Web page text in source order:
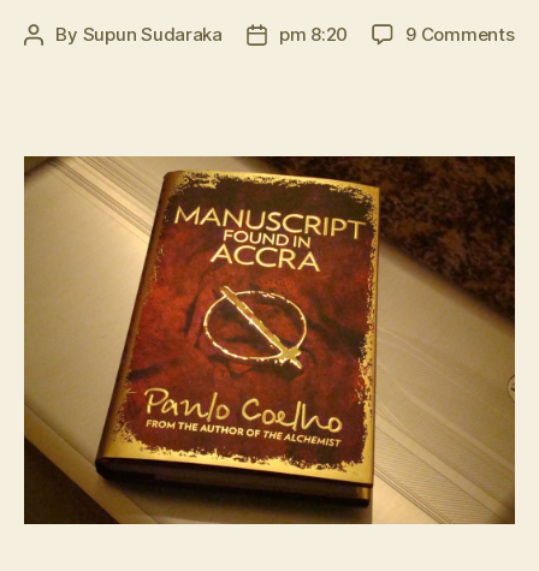
Post
By Supun Sudaraka
Postpm 8:20 9 Commentson